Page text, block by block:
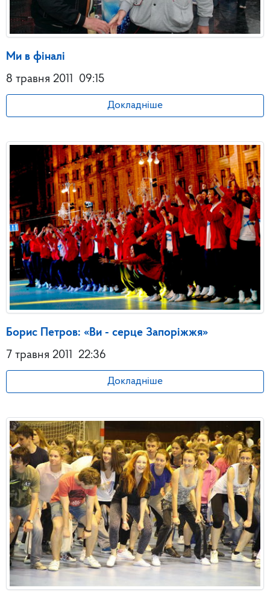
Ми в фіналі
8 травня 2011
09:15
Докладніше
Борис Петров: «Ви - серце Запоріжжя»
7 травня 2011 22:36
Докладніше